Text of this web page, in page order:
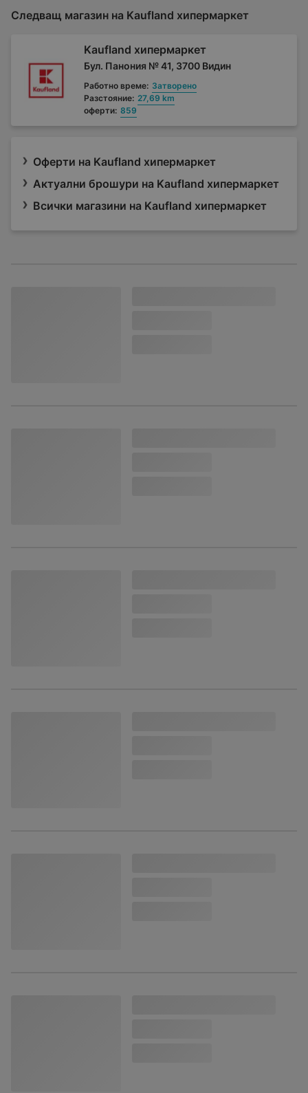
Следващ магазин на Kaufland хипермаркет
Kaufland хипермаркет
Бул. Панония № 41, 3700 Видин
Работно време: Затворено
Разстояние: 27,69 km
оферти: 859
Оферти на Kaufland хипермаркет
Актуални брошури на Kaufland хипермаркет
Всички магазини на Kaufland хипермаркет